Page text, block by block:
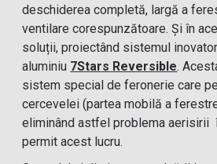
deschiderea completă, largă a
ventilare corespunzătoare. Și în
soluții, proiectând sistemul
aluminiu 7Stars Reversible.
sistem special de feronerie care
cercevelei (partea mobilă a
eliminând astfel problema aerisirii
permit acest lucru.